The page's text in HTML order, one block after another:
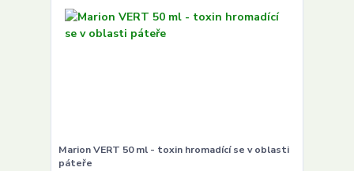
Marion VERT 50 ml - toxin hromadící se v oblasti
páteře